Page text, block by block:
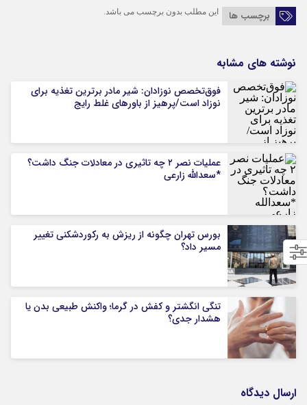
برچسب ها این مطلب بدون برچسب می باشد.
نوشته های مشابه
فوق‌تخصص نوزادان: شیر مادر برترین تغذیه برای
نوزاد است/پرهیز از باورهای غلط رایج
عملیات نصر ۲ چه تاثیری در معادلات جنگ داشت؟
*سعدالله زارعی
بورس تهران چگونه از ریزش به رکوردشکنی تغییر
مسیر داد؟
تنگی انگشتر و کفش در گرما؛ واکنش طبیعی بدن یا
هشدار جدی؟
ارسال دیدگاه